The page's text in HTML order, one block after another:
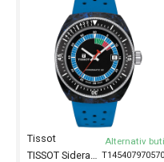
Tissot Alternativ